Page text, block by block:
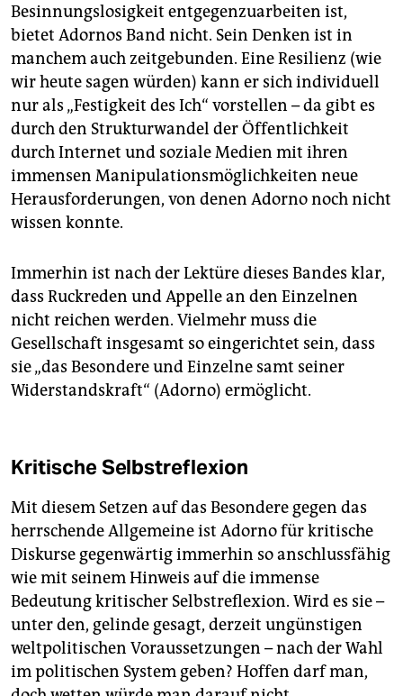
Besinnungslosigkeit entgegenzuarbeiten ist,
bietet Adornos Band nicht. Sein Denken ist in
manchem auch zeitgebunden. Eine Resilienz (wie
wir heute sagen würden) kann er sich individuell
nur als „Festigkeit des Ich“ vorstellen – da gibt es
durch den Strukturwandel der Öffentlichkeit
durch Internet und soziale Medien mit ihren
immensen Manipulationsmöglichkeiten neue
Herausforderungen, von denen Adorno noch nicht
wissen konnte.
Immerhin ist nach der Lektüre dieses Bandes klar,
dass Ruckreden und Appelle an den Einzelnen
nicht reichen werden. Vielmehr muss die
Gesellschaft insgesamt so eingerichtet sein, dass
sie „das Besondere und Einzelne samt seiner
Widerstandskraft“ (Adorno) ermöglicht.
Kritische Selbstreflexion
Mit diesem Setzen auf das Besondere gegen das
herrschende Allgemeine ist Adorno für kritische
Diskurse gegenwärtig immerhin so anschlussfähig
wie mit seinem Hinweis auf die immense
Bedeutung kritischer Selbstreflexion. Wird es sie –
unter den, gelinde gesagt, derzeit ungünstigen
weltpolitischen Voraussetzungen – nach der Wahl
im politischen System geben? Hoffen darf man,